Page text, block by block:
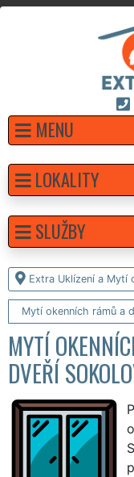
MENU
Extra Uklízení a Mytí
Mytí okenních rámů a
MYTÍ
DVEŘÍ
LOKALITY
SLUŽBY